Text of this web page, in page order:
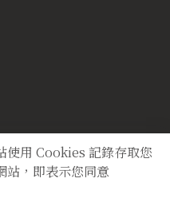
使用 Cookies 記錄存取您
站，即表示您同意
隱私權聲明
All right reserved.